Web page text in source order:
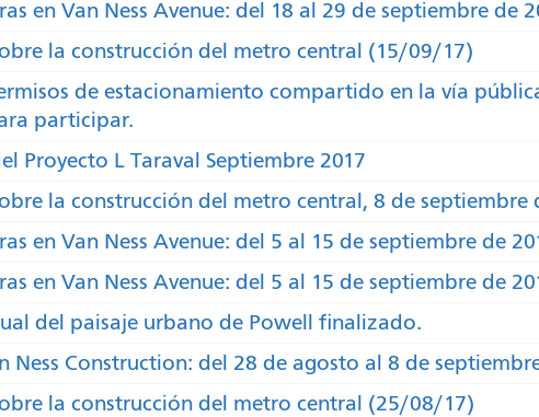
en Van Ness Avenue: del 18 al 29 de septiembre de
la construcción del metro central (15/09/17)
de estacionamiento compartido en la vía
participar.
Proyecto L Taraval Septiembre 2017
la construcción del metro central, 8 de septiembre
en Van Ness Avenue: del 5 al 15 de septiembre de
en Van Ness Avenue: del 5 al 15 de septiembre de
del paisaje urbano de Powell finalizado.
Ness Construction: del 28 de agosto al 8 de
la construcción del metro central (25/08/17)